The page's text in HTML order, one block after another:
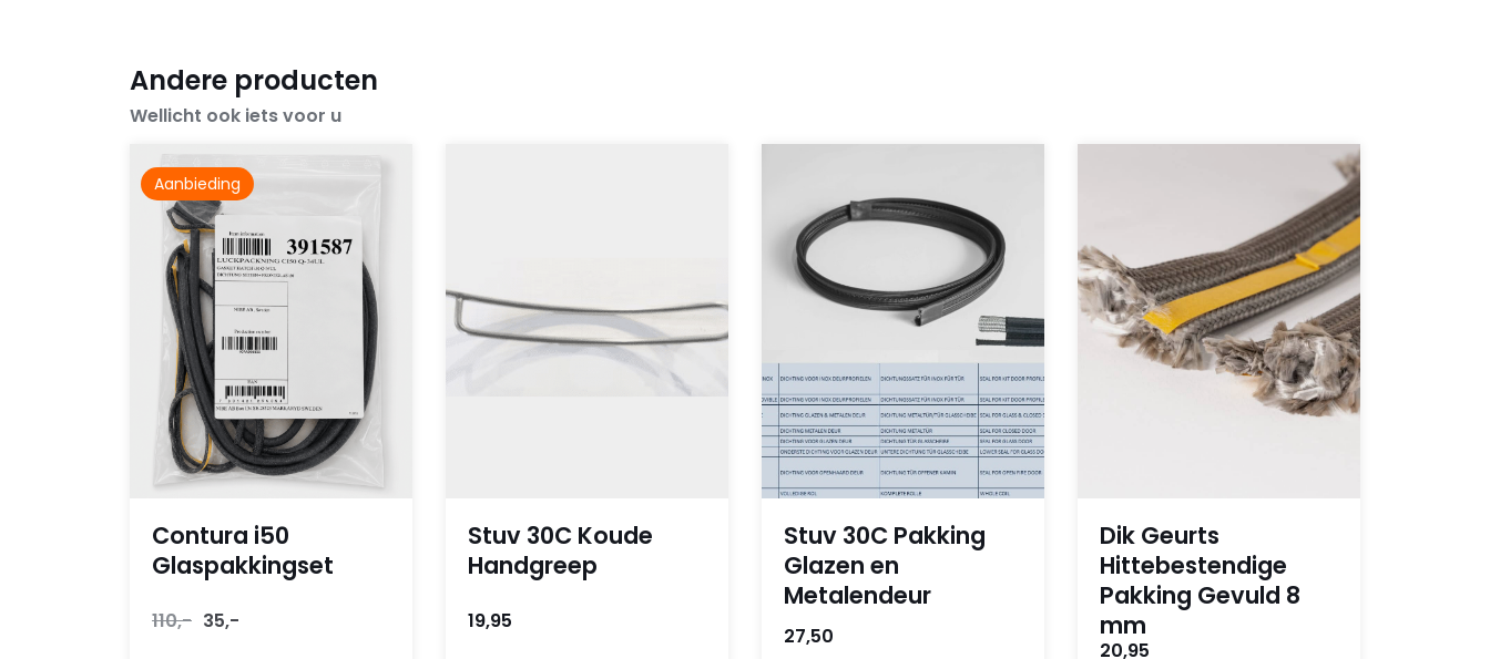
Andere producten
Wellicht ook iets voor u
Aanbieding
Contura i50
Glaspakkingset
110,- Oorspronkelijke
35,-
Stuv 30C Koude
Handgreep
19,95
Stuv 30C Pakking
Glazen en
Metalendeur
27,50
Dik Geurts
Hittebestendige
Pakking Gevuld 8
mm
20,95